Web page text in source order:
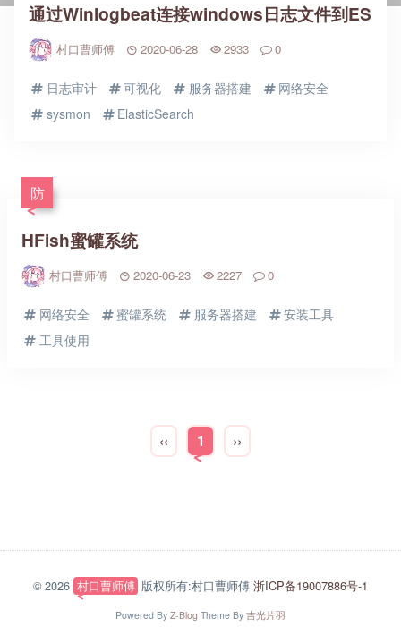
通过Winlogbeat连接windows日志文件到ES
村口曹师傅 2020-06-28 2933 0
日志审计 可视化 服务器搭建
网络安全
sysmon
ElasticSearch
防
HFish蜜罐系统
村口曹师傅 2020-06-23 2227 0
网络安全 蜜罐系统 服务器搭建
安装工具
工具使用
‹‹ 1 ››
© 2026 村口曹师傅 版权所有:村口曹师傅浙ICP备19007886号-1
Powered By Z-Blog Theme By 吉光片羽